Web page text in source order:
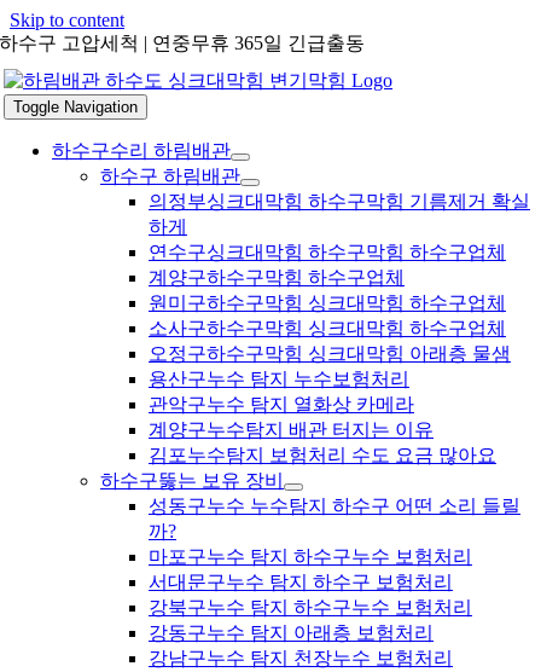
Skip to content
하수구 고압세척 | 연중무휴 365일 긴급출동
Toggle Navigation
하수구수리 하림배관
하수구 하림배관
의정부싱크대막힘 하수구막힘 기름제거 확실
하게
연수구싱크대막힘 하수구막힘 하수구업체
계양구하수구막힘 하수구업체
원미구하수구막힘 싱크대막힘 하수구업체
소사구하수구막힘 싱크대막힘 하수구업체
오정구하수구막힘 싱크대막힘 아래층 물샘
용산구누수 탐지 누수보험처리
관악구누수 탐지 열화상 카메라
계양구누수탐지 배관 터지는 이유
김포누수탐지 보험처리 수도 요금 많아요
하수구뚫는 보유 장비
성동구누수 누수탐지 하수구 어떤 소리 들릴
까?
마포구누수 탐지 하수구누수 보험처리
서대문구누수 탐지 하수구 보험처리
강북구누수 탐지 하수구누수 보험처리
강동구누수 탐지 아래층 보험처리
강남구누수 탐지 천장누수 보험처리